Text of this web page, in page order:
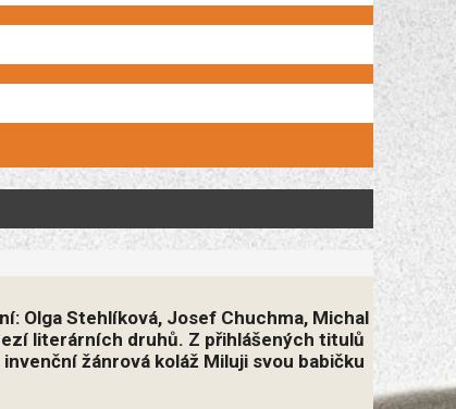
Olga Stehlíková, Josef Chuchma, Michal
literárních druhů. Z přihlášených titulů
žánrová koláž Miluji svou babičku